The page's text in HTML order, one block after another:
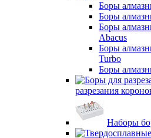
Боры
Боры
Боры
Abacus
Боры
Turbo
Боры
разрезания
Наборы